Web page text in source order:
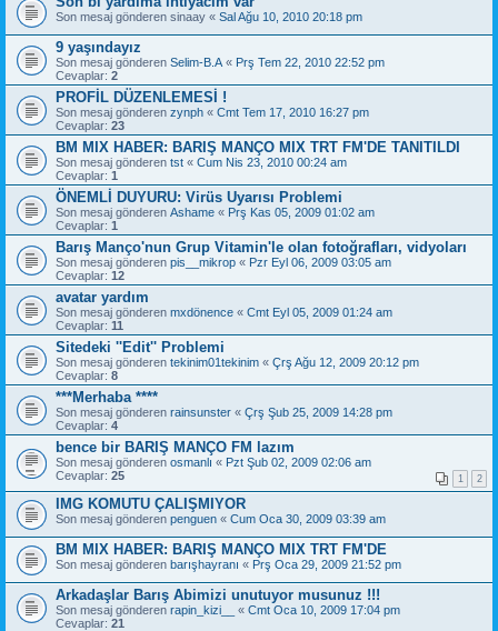
Son mesaj gönderen sinaay « Sal Ağu 10, 2010 20:18 pm
9 yaşındayız
Son mesaj gönderen Selim-B.A « Prş Tem 22, 2010 22:52 pm
Cevaplar: 2
PROFİL DÜZENLEMESİ !
Son mesaj gönderen zynph « Cmt Tem 17, 2010 16:27 pm
Cevaplar: 23
BM MIX HABER: BARIŞ MANÇO MIX TRT FM'DE TANITILDI
Son mesaj gönderen tst « Cum Nis 23, 2010 00:24 am
Cevaplar: 1
ÖNEMLİ DUYURU: Virüs Uyarısı Problemi
Son mesaj gönderen Ashame « Prş Kas 05, 2009 01:02 am
Cevaplar: 1
Barış Manço'nun Grup Vitamin'le olan fotoğrafları, vidyoları
Son mesaj gönderen pis__mikrop « Pzr Eyl 06, 2009 03:05 am
Cevaplar: 12
avatar yardım
Son mesaj gönderen mxdönence « Cmt Eyl 05, 2009 01:24 am
Cevaplar: 11
Sitedeki ''Edit'' Problemi
Son mesaj gönderen tekinim01tekinim « Çrş Ağu 12, 2009 20:12 pm
Cevaplar: 8
***Merhaba ****
Son mesaj gönderen rainsunster « Çrş Şub 25, 2009 14:28 pm
Cevaplar: 4
bence bir BARIŞ MANÇO FM lazım
Son mesaj gönderen osmanlı « Pzt Şub 02, 2009 02:06 am
Cevaplar: 25 1 2
IMG KOMUTU ÇALIŞMIYOR
Son mesaj gönderen penguen « Cum Oca 30, 2009 03:39 am
BM MIX HABER: BARIŞ MANÇO MIX TRT FM'DE
Son mesaj gönderen barışhayranı « Prş Oca 29, 2009 21:52 pm
Arkadaşlar Barış Abimizi unutuyor musunuz !!!
Son mesaj gönderen rapin_kizi__ « Cmt Oca 10, 2009 17:04 pm
Cevaplar: 21